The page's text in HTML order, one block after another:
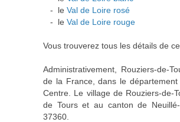
- le Val de Loire rosé
- le Val de Loire rouge
Vous trouverez tous les détails de
Administrativement, Rouziers-de-
de la France, dans le
Centre. Le village de Rouziers-de-
de Tours et au canton de
37360.